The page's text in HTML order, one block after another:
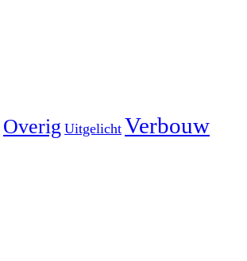
Overig Uitgelicht Verbouw